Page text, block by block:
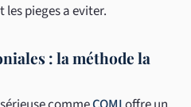
les pieges a eviter.
: la méthode la